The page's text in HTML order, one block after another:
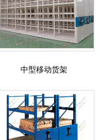
中型移动货架